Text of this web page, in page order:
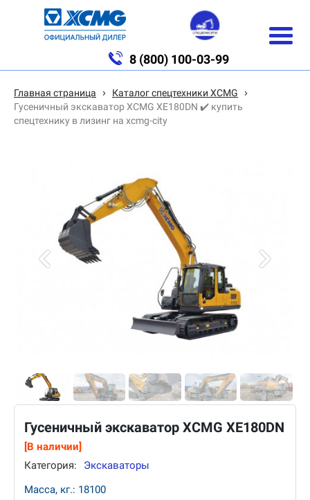
8 (800) 100-03-99
Главная страница › Каталог спецтехники XCMG ›
Гусеничный экскаватор XCMG XE180DN ✔️ купить
спецтехнику в лизинг на xcmg-city
Гусеничный экскаватор XCMG XE180DN
[В наличии]
Категория:
Экскаваторы
Масса, кг.: 18100